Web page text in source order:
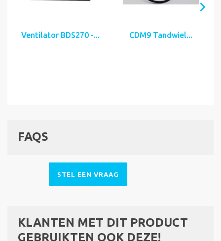
Ventilator BDS270 -... CDM9 Tandwiel...
FAQS
STEL EEN VRAAG
KLANTEN MET DIT PRODUCT
GEBRUIKTEN OOK DEZE!